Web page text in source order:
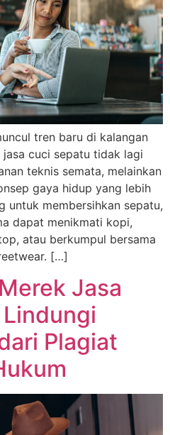
tren baru di kalangan
jasa cuci sepatu tidak lagi
teknis semata, melainkan
gaya hidup yang lebih
untuk membersihkan sepatu,
dapat menikmati kopi,
atau berkumpul bersama
[…]
Jasa
Plagiat